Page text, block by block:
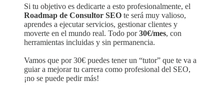
Si tu objetivo es dedicarte a esto profesionalmente, el
Roadmap de Consultor SEO te será muy valioso,
aprendes a ejecutar servicios, gestionar clientes y
moverte en el mundo real. Todo por30€/mes, con
herramientas incluidas y sin permanencia.
Vamos que por 30€ puedes tener un “tutor” que te va a
guiar a mejorar tu carrera como profesional del SEO,
¡no se puede pedir más!